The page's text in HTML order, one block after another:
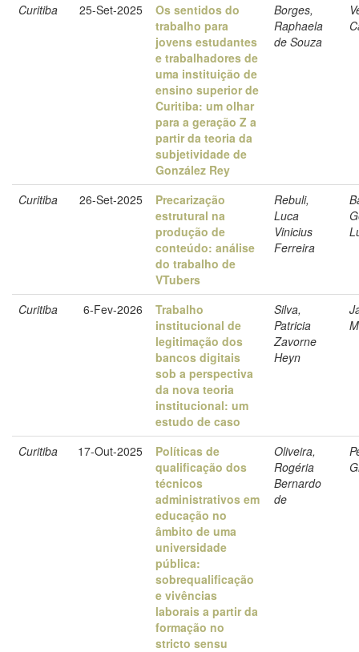
Curitiba 25-Set-2025
Os sentidos do
trabalho para
jovens estudantes
e trabalhadores de
uma instituição de
ensino superior de
Curitiba: um olhar
para a geração Z a
partir da teoria da
subjetividade de
González Rey
Borges,
Raphaela
de Souza
Curitiba 26-Set-2025
Precarização
estrutural na
produção de
conteúdo: análise
do trabalho de
VTubers
Rebuli,
Luca
Vinicius
Ferreira
Curitiba 6-Fev-2026
Trabalho
institucional de
legitimação dos
bancos digitais
sob a perspectiva
da nova teoria
institucional: um
estudo de caso
Silva,
Patricia
Zavorne
Heyn
Curitiba 17-Out-2025
Políticas de
qualificação dos
técnicos
administrativos em
educação no
âmbito de uma
universidade
pública:
sobrequalificação
e vivências
laborais a partir da
formação no
stricto sensu
Oliveira,
Rogéria
Bernardo
de